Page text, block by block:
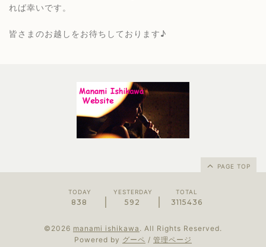
れば幸いです。
皆さまのお越しをお待ちしております♪
PAGE TOP
TODAY
838
YESTERDAY
592
TOTAL
3115436
©2026 manami ishikawa . All Rights Reserved.
Powered by グーペ / 管理ページ